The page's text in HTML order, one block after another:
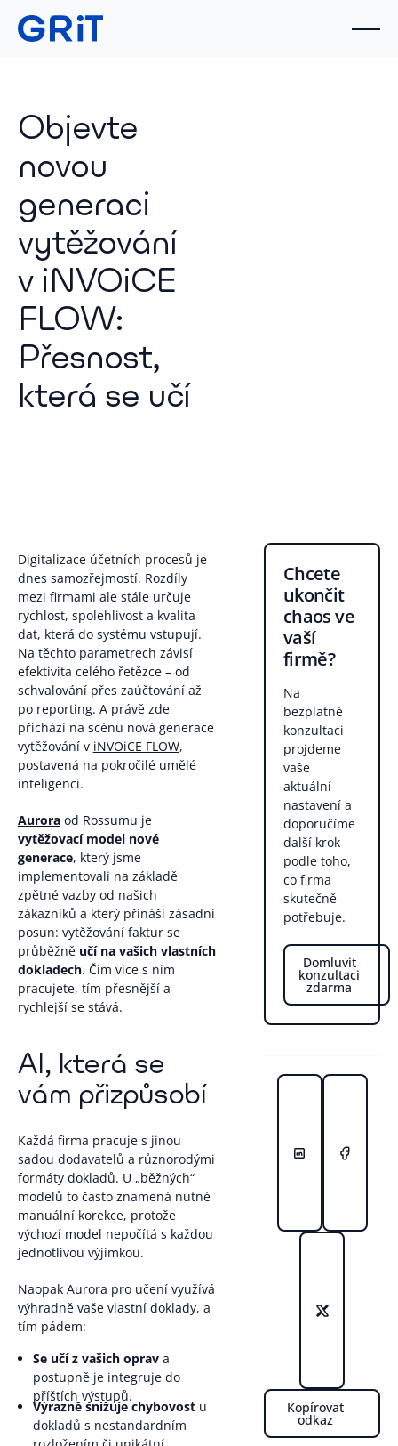
Objevte
novou
generaci
vytěžování
v iNVOiCE
FLOW:
Přesnost,
která se učí
Digitalizace účetních procesů je
dnes samozřejmostí. Rozdíly
mezi firmami ale stále určuje
rychlost, spolehlivost a kvalita
dat, která do systému vstupují.
Na těchto parametrech závisí
efektivita celého řetězce – od
schvalování přes zaúčtování až
po reporting. A právě zde
přichází na scénu nová generace
vytěžování v iNVOiCE FLOW,
postavená na pokročilé umělé
inteligenci.
Aurora od Rossumu je
vytěžovací model nové
generace, který jsme
implementovali na základě
zpětné vazby od našich
zákazníků a který přináší zásadní
posun: vytěžování faktur se
průběžně učí na vašich vlastních
dokladech. Čím více s ním
pracujete, tím přesnější a
rychlejší se stává.
AI, která se
vám přizpůsobí
Každá firma pracuje s jinou
sadou dodavatelů a různorodými
formáty dokladů. U „běžných“
modelů to často znamená nutné
manuální korekce, protože
výchozí model nepočítá s každou
jednotlivou výjimkou.
Naopak Aurora pro učení využívá
výhradně vaše vlastní doklady, a
tím pádem:
Se učí z vašich oprava
postupně je integruje do
příštích výstupů.
Výrazně snižuje chybovostu
dokladů s nestandardním
Chcete
ukončit
chaos ve
vaší
firmě?
Na
bezplatné
konzultaci
projdeme
vaše
aktuální
nastavení a
doporučíme
další krok
podle toho,
co firma
skutečně
potřebuje.
Domluvit
konzultaci
zdarma
Kopírovat
odkaz